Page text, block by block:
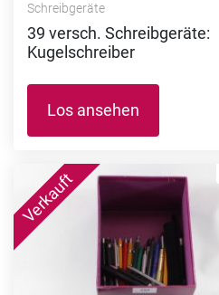
Schreibgeräte
39 versch. Schreibgeräte:
Kugelschreiber
Los ansehen